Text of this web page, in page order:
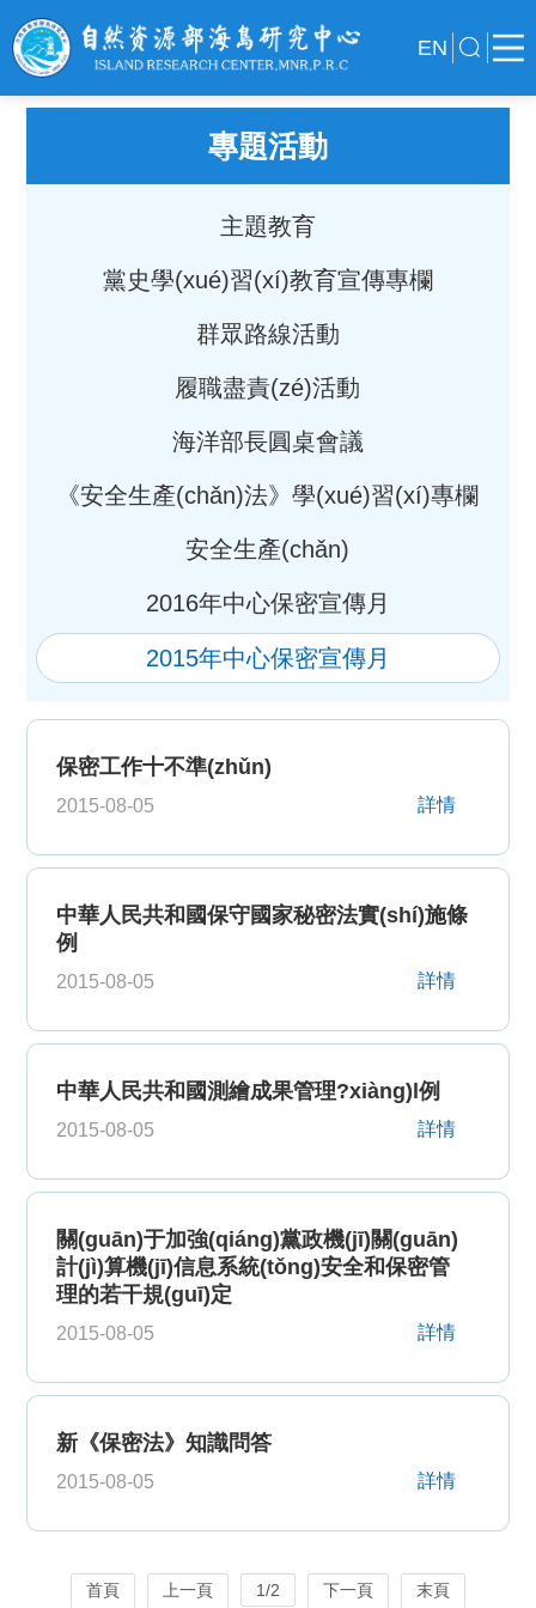
EN
專題活動
主題教育
黨史學(xué)習(xí)教育宣傳專欄
群眾路線活動
履職盡責(zé)活動
海洋部長圓桌會議
《安全生產(chǎn)法》學(xué)習(xí)專欄
安全生產(chǎn)
2016年中心保密宣傳月
2015年中心保密宣傳月
保密工作十不準(zhǔn)
2015-08-05 詳情
中華人民共和國保守國家秘密法實(shí)施條
例
2015-08-05 詳情
中華人民共和國測繪成果管理?xiàng)l例
2015-08-05 詳情
關(guān)于加強(qiáng)黨政機(jī)關(guān)
計(jì)算機(jī)信息系統(tǒng)安全和保密管
理的若干規(guī)定
2015-08-05 詳情
新《保密法》知識問答
2015-08-05 詳情
首頁 上一頁 1/2 下一頁 末頁